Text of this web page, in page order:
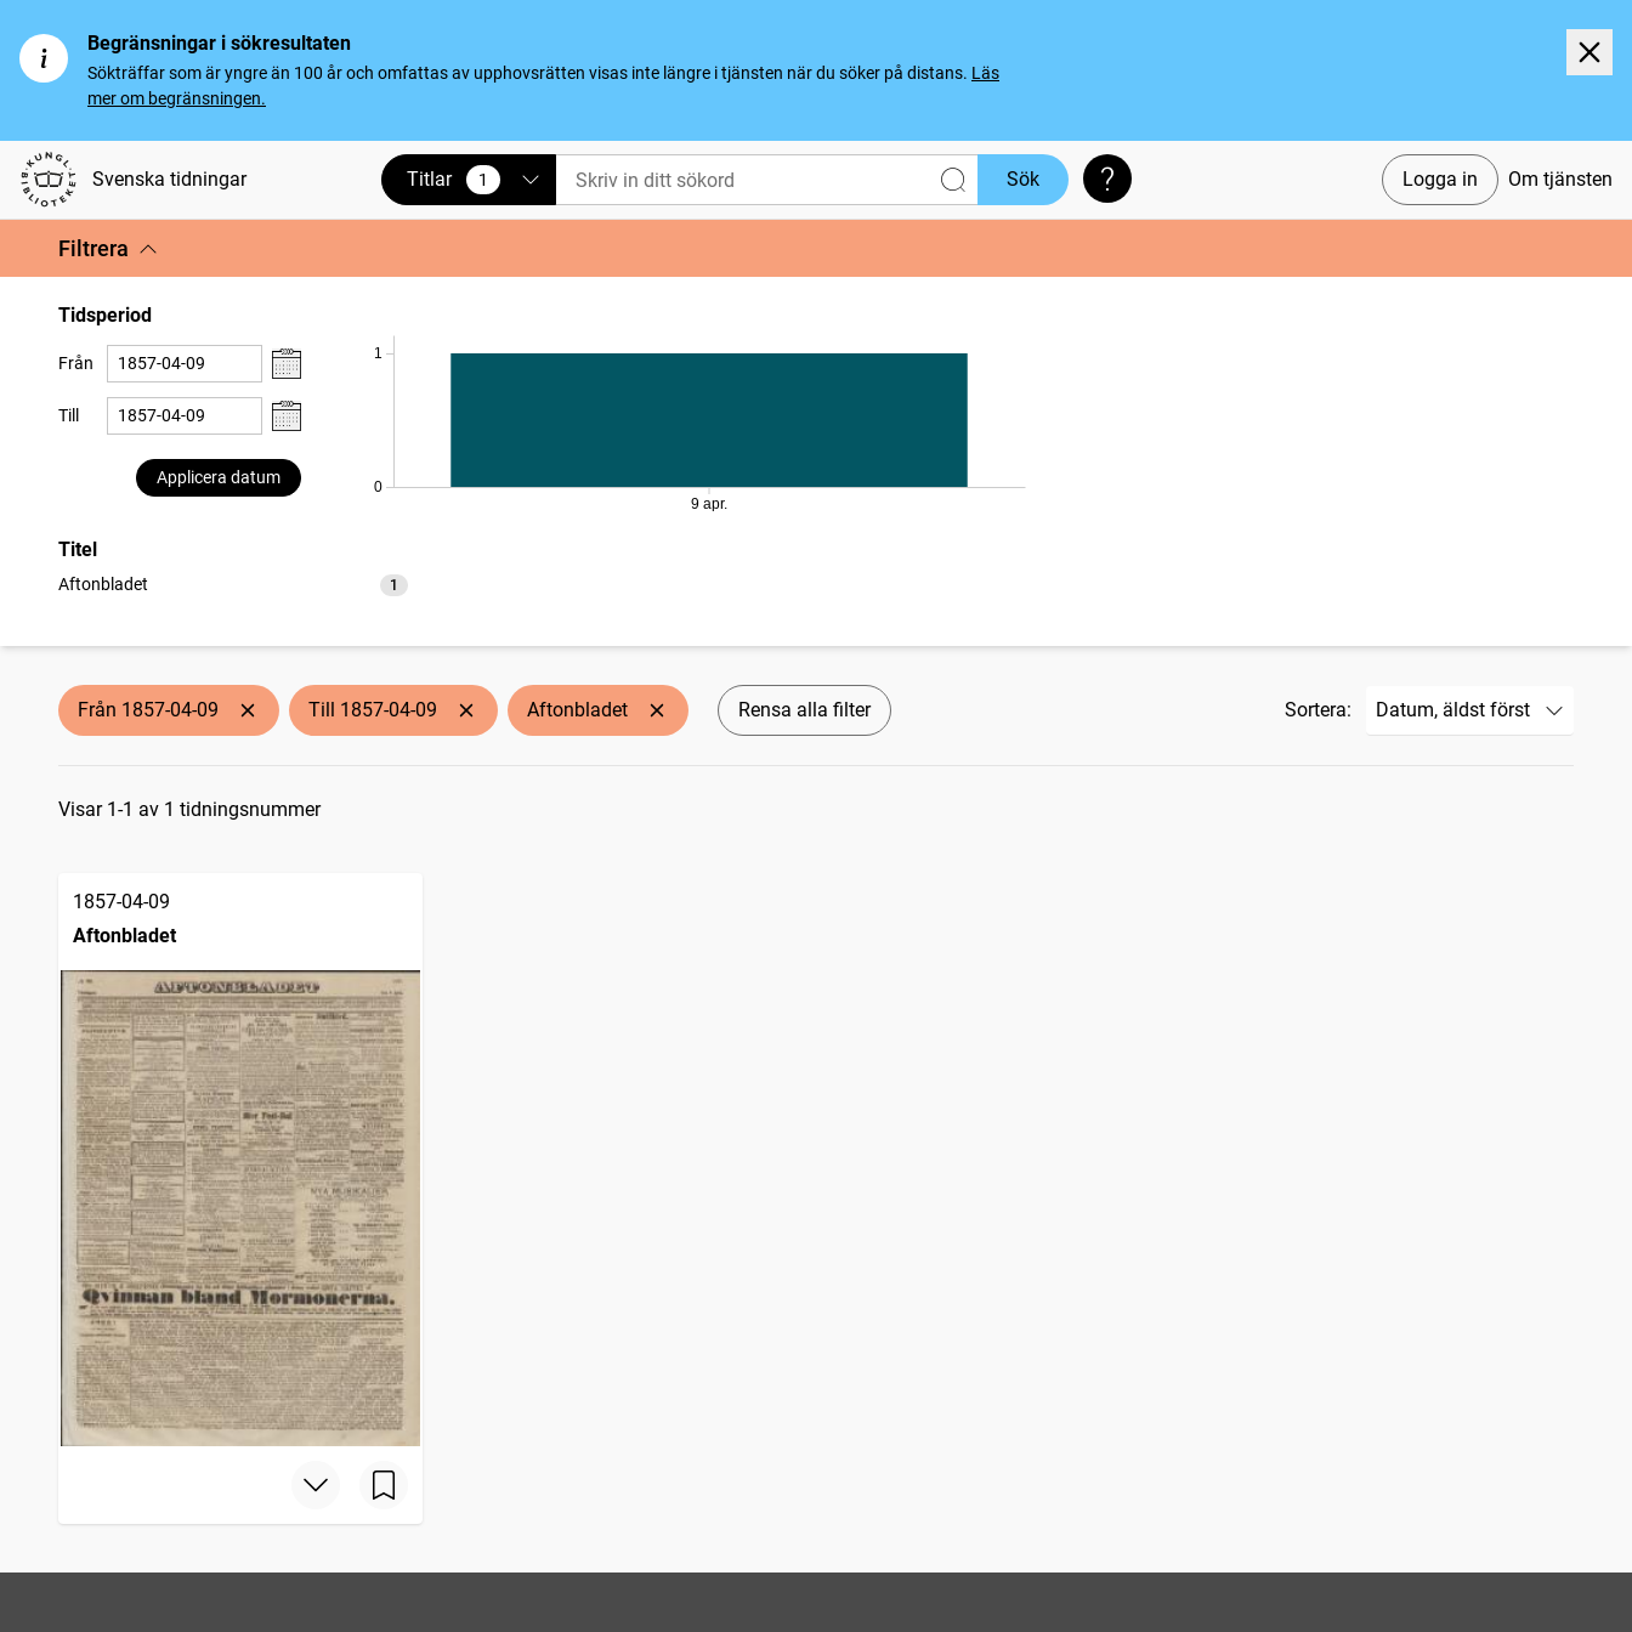
Begränsningar i sökresultaten
Sökträffar som är yngre än 100 år och omfattas av upphovsrätten visas inte längre i tjänsten när du söker på distans. Läs
mer om begränsningen.
Svenska tidningar Logga in Om tjänsten
Titlar 1
vald Sök Söktips
Filtrera
Tidsperiod
Från
Till
Applicera datum
0
1
9 apr.
Titel
Aftonbladet 1
träffar
Från 1857-04-09 Till 1857-04-09 Aftonbladet Rensa alla filter Sortera:
Sökresultat
Visar 1-1 av 1 tidningsnummer
1857-04-09
Aftonbladet